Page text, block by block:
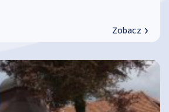
Zobacz ›